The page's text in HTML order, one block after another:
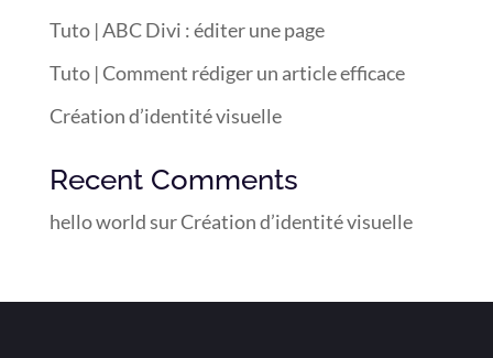
Tuto | ABC Divi : éditer une page
Tuto | Comment rédiger un article efficace
Création d’identité visuelle
Recent Comments
hello worldsurCréation d’identité visuelle